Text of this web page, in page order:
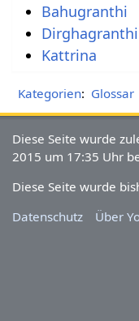
Bahugranthi
Dirghagranthi
Kattrina
Kategorien: Glossar
Diese Seite wurde
2015 um 17:35 Uhr
Diese Seite wurde
Datenschutz
Über